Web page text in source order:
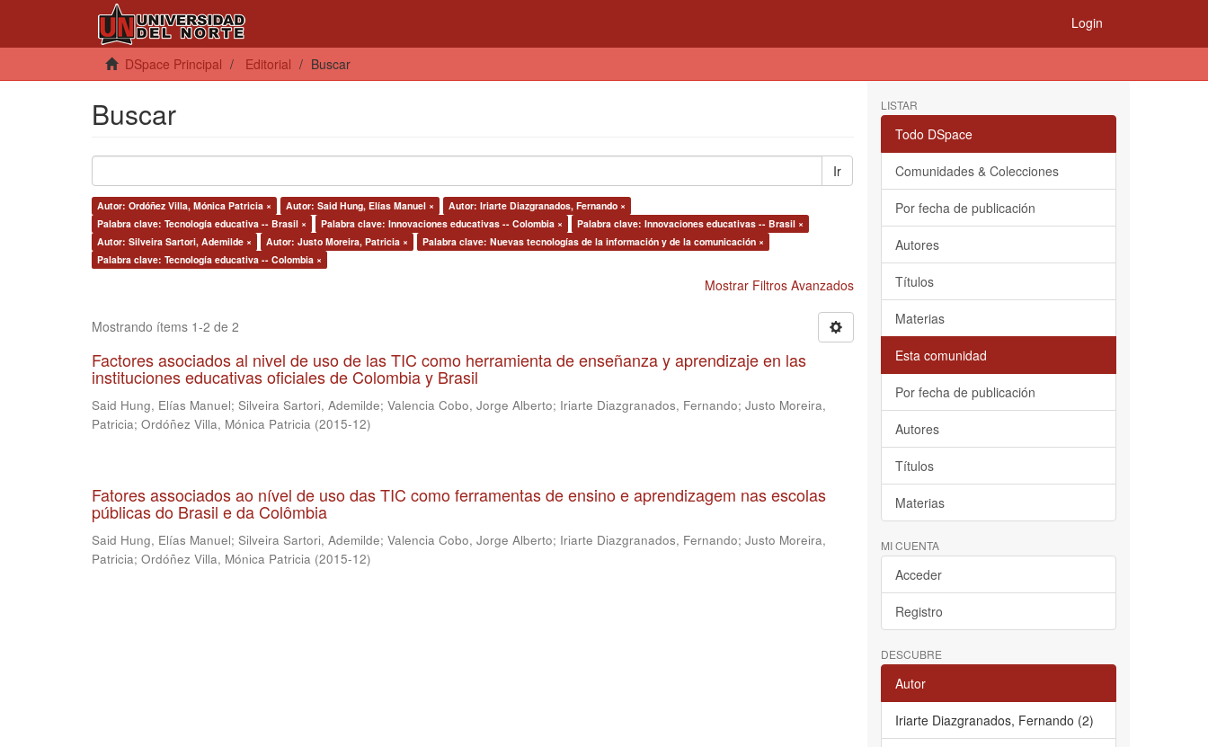
Login
DSpace Principal Editorial Buscar
Buscar
Ir
Autor: Ordóñez Villa, Mónica Patricia × Autor: Said Hung, Elías Manuel ×
Autor: Iriarte Diazgranados, Fernando ×
Palabra clave: Tecnología educativa -- Brasil ×
Palabra clave: Innovaciones educativas -- Colombia ×
Palabra clave: Innovaciones educativas -- Brasil ×
Autor: Silveira Sartori, Ademilde ×
Autor: Justo Moreira, Patricia ×
Palabra clave: Nuevas tecnologías de la información y de la comunicación ×
Palabra clave: Tecnología educativa -- Colombia ×
Mostrar Filtros Avanzados
Mostrando ítems 1-2 de 2
Factores asociados al nivel de uso de las TIC como herramienta de enseñanza y aprendizaje en las
instituciones educativas oficiales de Colombia y Brasil
Said Hung, Elías Manuel; Silveira Sartori, Ademilde; Valencia Cobo, Jorge Alberto; Iriarte Diazgranados, Fernando; Justo Moreira,
Patricia; Ordóñez Villa, Mónica Patricia (2015-12)
Fatores associados ao nível de uso das TIC como ferramentas de ensino e aprendizagem nas escolas
públicas do Brasil e da Colômbia
Said Hung, Elías Manuel; Silveira Sartori, Ademilde; Valencia Cobo, Jorge Alberto; Iriarte Diazgranados, Fernando; Justo Moreira,
Patricia; Ordóñez Villa, Mónica Patricia (2015-12)
LISTAR
Todo DSpace
Comunidades & Colecciones
Por fecha de publicación
Autores
Títulos
Materias
Esta comunidad
Por fecha de publicación
Autores
Títulos
Materias
MI CUENTA
Acceder
Registro
DESCUBRE
Autor
Iriarte Diazgranados, Fernando (2)